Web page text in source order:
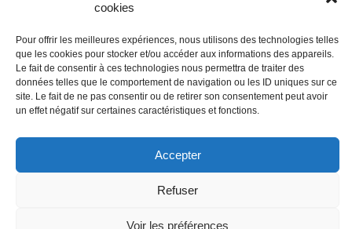
cookies
Pour offrir les meilleures expériences, nous utilisons des technologies telles
que les cookies pour stocker et/ou accéder aux informations des appareils.
Le fait de consentir à ces technologies nous permettra de traiter des
données telles que le comportement de navigation ou les ID uniques sur ce
site. Le fait de ne pas consentir ou de retirer son consentement peut avoir
un effet négatif sur certaines caractéristiques et fonctions.
Accepter
Refuser
Voir les préférences
Nous contacter
Conditions Générales de Ventes
Politique de confidentialité
Mentions légales